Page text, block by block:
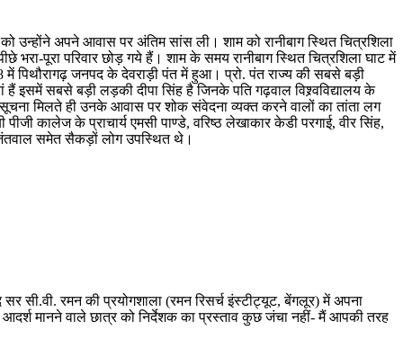
उन्होंने अपने आवास पर अंतिम सांस ली। शाम को रानीबाग स्थित चित्रशिला
पूरा परिवार छोड़ गये हैं। शाम के समय रानीबाग स्थित चित्रशिला घाट में
पिथौरागढ़ जनपद के देवराड़ी पंत में हुआ। प्रो. पंत राज्य की सबसे बड़ी
इसमें सबसे बड़ी लड़की दीपा सिंह है जिनके पति गढ़वाल विश्र्वविद्यालय के
मिलते ही उनके आवास पर शोक संवेदना व्यक्त करने वालों का तांता लग
कालेज के प्राचार्य एमसी पाण्डे, वरिष्ठ लेखाकार केडी परगाई, वीर सिंह,
जंतवाल समेत सैकड़ों लोग उपस्थित थे।
सी.वी. रमन की प्रयोगशाला (रमन रिसर्च इंस्टीट्यूट, बेंगलूर) में अपना
मानने वाले छात्र को निर्देशक का प्रस्ताव कुछ जंचा नहीं- मैं आपकी तरह